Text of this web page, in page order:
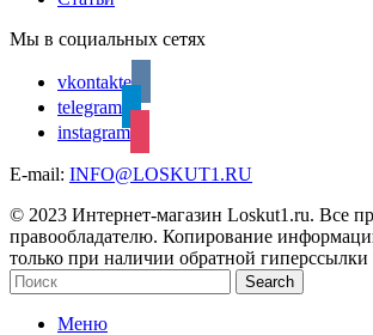
Мы в социальных сетях
vkontakte
telegram
instagram
E-mail: INFO@LOSKUT1.RU
© 2023 Интернет-магазин Loskut1.ru. Все
правообладателю. Копирование
только при наличии обратной гиперссылки
Search
Меню